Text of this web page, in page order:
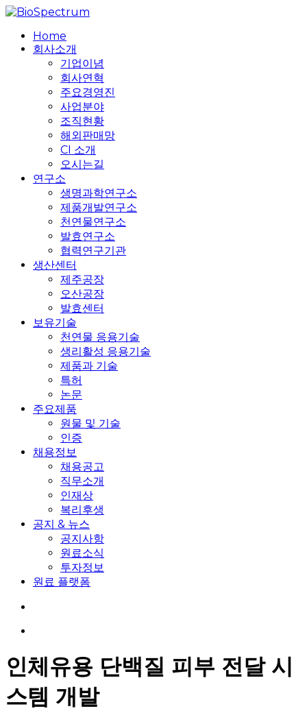
Skip
main
content
search
MenuHome
회사소개
기업이념
회사연혁
주요경영진
사업분야
조직현황
해외판매망
CI 소개
오시는길
연구소
생명과학연구소
제품개발연구소
천연물연구소
발효연구소
협력연구기관
생산센터
제주공장
오산공장
발효센터
보유기술
천연물 응용기술
생리활성 응용기술
제품과 기술
특허
논문
주요제품
원물 및 기술
인증
채용정보
채용공고
직무소개
인재상
복리후생
공지 & 뉴스
공지사항
원료소식
투자정보
원료 플랫폼
인체유용 단백질 피부 전달 시
스템 개발